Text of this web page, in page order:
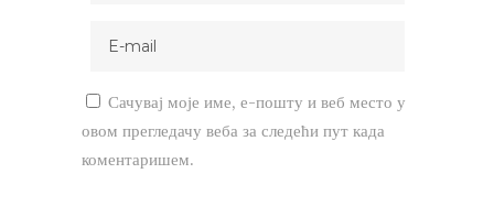
Сачувај моје име, е-пошту и веб место у
овом прегледачу веба за следећи пут када
коментаришем.